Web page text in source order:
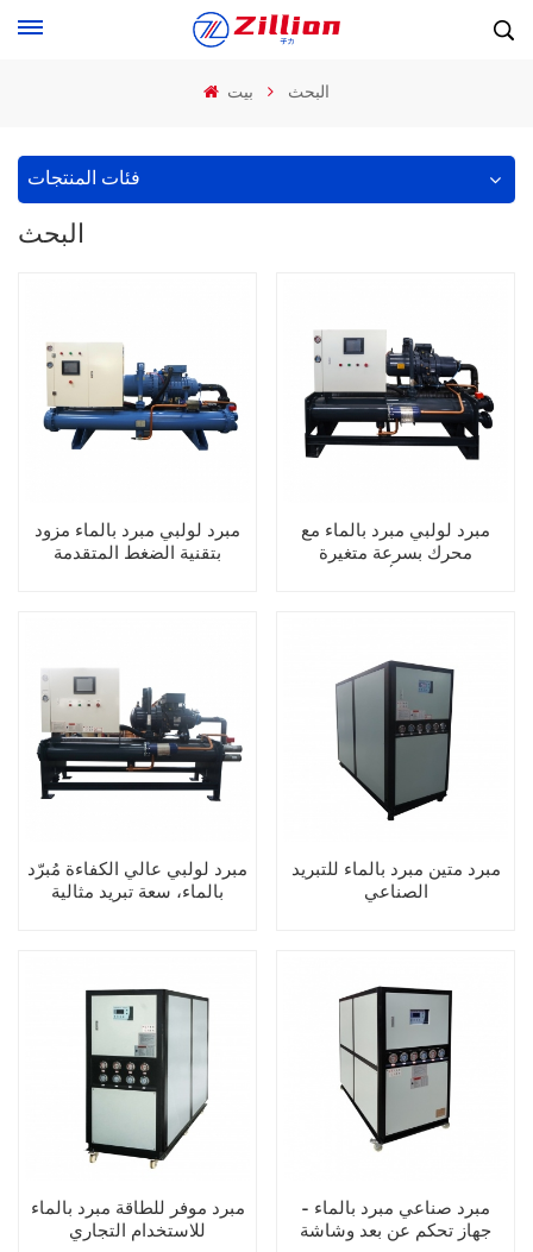
بيت البحث
فئات المنتجات
البحث
مبرد لولبي مبرد بالماء مزود
بتقنية الضغط المتقدمة
مبرد لولبي مبرد بالماء مع
محرك بسرعة متغيرة
مبرد لولبي عالي الكفاءة مُبرّد
بالماء، سعة تبريد مثالية
مبرد متين مبرد بالماء للتبريد
الصناعي
مبرد موفر للطاقة مبرد بالماء
للاستخدام التجاري
مبرد صناعي مبرد بالماء -
جهاز تحكم عن بعد وشاشة